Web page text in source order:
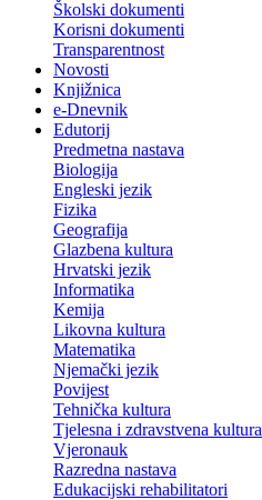
Školski dokumenti
Korisni dokumenti
Transparentnost
Novosti
Knjižnica
e-Dnevnik
Edutorij
Predmetna nastava
Biologija
Engleski jezik
Fizika
Geografija
Glazbena kultura
Hrvatski jezik
Informatika
Kemija
Likovna kultura
Matematika
Njemački jezik
Povijest
Tehnička kultura
Tjelesna i zdravstvena kultura
Vjeronauk
Razredna nastava
Edukacijski rehabilitatori